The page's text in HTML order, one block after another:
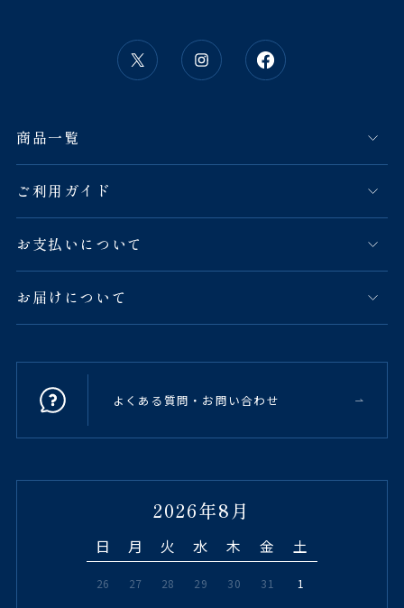
商品一覧
ご利用ガイド
お支払いについて
お届けについて
よくある質問・お問い合わせ
2026年8月
日 月 火 水 木 金 土
26 27 28 29 30 31 1